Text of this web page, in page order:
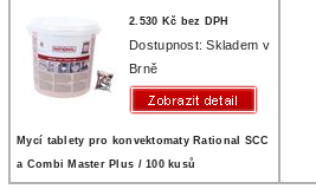
2.530 Kč bez DPH
Dostupnost: Skladem v
Brně
Mycí tablety pro konvektomaty Rational SCC
a Combi Master Plus / 100 kusů